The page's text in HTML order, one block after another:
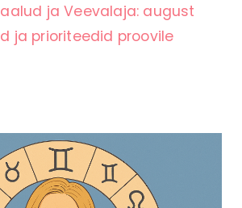
ja Veevalaja: august
ja prioriteedid proovile